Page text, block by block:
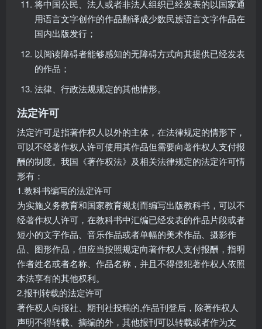
将中国公民、法人或者非法人组织已经发表的以国家通
用语言文字创作的作品翻译成少数民族语言文字作品在
国内出版发行；
以阅读障碍者能够感知的无障碍方式向其提供已经发表
的作品；
法律、行政法规规定的其他情形。
法定许可
法定许可是指著作权人以外的主体，在法律规定的情形下，
可以不经著作权人许可使用其作品但需要向著作权人支付报
酬的制度。我国《著作权法》及相关法律规定的法定许可情
形有：
1.教科书编写的法定许可
为实施义务教育和国家教育规划而编写出版教科书，可以不
经著作权人许可，在教科书中汇编已经发表的作品片段或者
短小的文字作品、音乐作品或者单幅的美术作品、摄影作
品、图形作品，但应当按照规定向著作权人支付报酬，指明
作者姓名或者名称、作品名称，并且不得侵犯著作权人依照
本法享有的其他权利。
2.报刊转载的法定许可
著作权人向报社、期刊社投稿的,作品刊登后，除著作权人
声明不得转载、摘编的外，其他报刊可以转载或者作为文